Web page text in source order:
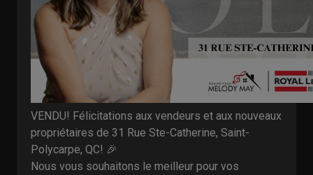
VENDU! Félicitations aux vendeurs et aux nouveaux
propriétaires de 31 Rue Ste-Catherine, Saint-
Polycarpe, QC! 🎉
Nous vous souhaitons le meilleur pour vos